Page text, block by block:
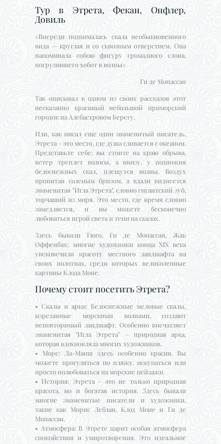
Тур в Этрета, Фекан, Онфлер,
Довиль
«Впереди поднималась скала необыкновенного
вида — круглая и со сквозным отверстием. Она
напоминала собою фигуру громадного слона,
погрузившего хобот в волны»
Ги де Мопассан
Так описывал в одном из своих рассказов этот
несказанно красивый небольшой приморский
городок на Алебастровом Берегу.
Или, как писал еще один знаменитый писатель,
Этрета – это место, где душа сливается с океаном.
Представьте себе: вы стоите на краю обрыва,
ветер треплет волосы, а внизу, у подножия
белоснежных скал, плещутся волны. Воздух
пропитан соленым бризом, а вдали виднеется
знаменитая "Игла Этрета", словно гигантский зуб,
торчащий из моря. Это место, где время словно
замедляется, и вы можете бесконечно
любоваться игрой света и тени на скалах.
Здесь бывали Гюго, Ги де Мопассан, Жак
Оффенбах; многие художники конца XIX века
увековечили красоту местного ландшафта на
своих полотнах, среди которых великолепные
картины Клода Моне.
Почему стоит посетить Этрета?
• Скалы и арки: Белоснежные меловые скалы,
изрезанные морскими волнами, создают
неповторимый ландшафт. Особенно впечатляет
знаменитая "Игла Этрета" – природная арка,
которая вдохновляла многих художников.
• Море: Ла-Манш здесь особенно красив. Вы
можете прогуляться по пляжу, искупаться или
просто полюбоваться на морские пейзажи.
• История: Этрета – это не только природная
красота, но и богатая история. Здесь бывали
многие знаменитые писатели и художники,
такие как Морис Леблан, Клод Моне и Ги де
Мопассан.
• Атмосфера: В Этрете царит особая атмосфера
спокойствия и умиротворения. Это идеальное